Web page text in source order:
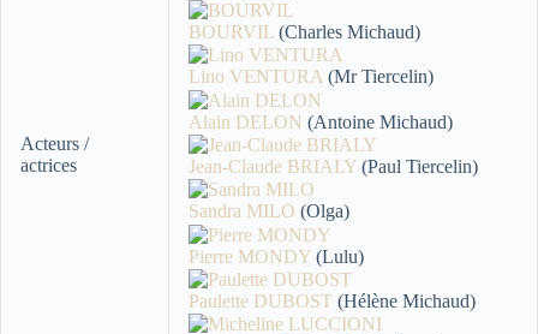
Acteurs /
actrices
BOURVIL (Charles Michaud)
Lino VENTURA (Mr Tiercelin)
Alain DELON (Antoine Michaud)
Jean-Claude BRIALY (Paul Tiercelin)
Sandra MILO (Olga)
Pierre MONDY (Lulu)
Paulette DUBOST (Hélène Michaud)